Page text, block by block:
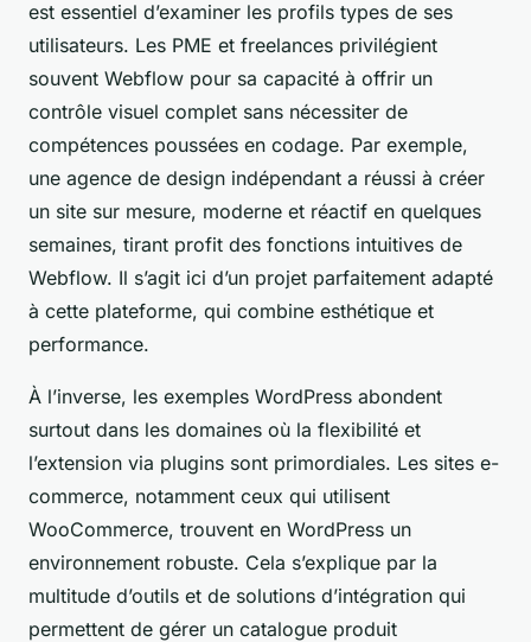
est essentiel d’examiner les profils types de ses
utilisateurs. Les PME et freelances privilégient
souvent Webflow pour sa capacité à offrir un
contrôle visuel complet sans nécessiter de
compétences poussées en codage. Par exemple,
une agence de design indépendant a réussi à créer
un site sur mesure, moderne et réactif en quelques
semaines, tirant profit des fonctions intuitives de
Webflow. Il s’agit ici d’un projet parfaitement adapté
à cette plateforme, qui combine esthétique et
performance.
À l’inverse, les exemples WordPress abondent
surtout dans les domaines où la flexibilité et
l’extension via plugins sont primordiales. Les sites e-
commerce, notamment ceux qui utilisent
WooCommerce, trouvent en WordPress un
environnement robuste. Cela s’explique par la
multitude d’outils et de solutions d’intégration qui
permettent de gérer un catalogue produit